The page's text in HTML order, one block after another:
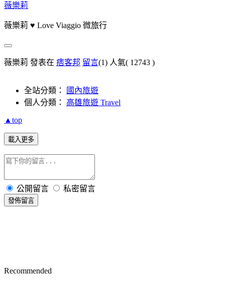
薇樂莉
薇樂莉 ♥ Love Viaggio 微旅行
薇樂莉 發表在 痞客邦 留言(1) 人氣( 12743 )
全站分類：
國內旅遊
個人分類： 高雄旅遊 Travel
▲top
載入更多
公開留言 私密留言
發佈留言
Recommended